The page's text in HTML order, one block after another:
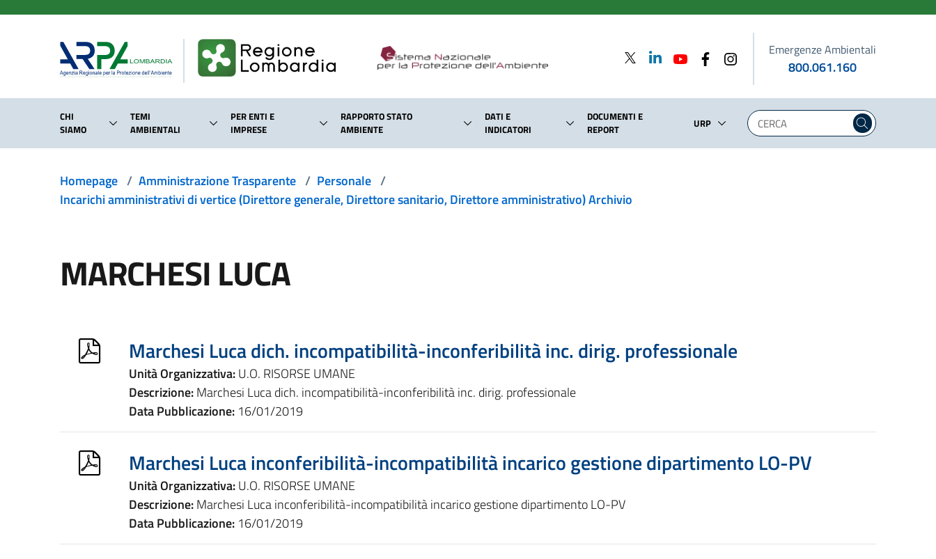
Emergenze Ambientali
800.061.160
CHI
SIAMO
TEMI
AMBIENTALI
PER ENTI E
IMPRESE
RAPPORTO STATO
AMBIENTE
DATI E
INDICATORI
DOCUMENTI E
REPORT
URP
Homepage / Amministrazione Trasparente / Personale /
Incarichi amministrativi di vertice (Direttore generale, Direttore sanitario, Direttore amministrativo) Archivio
MARCHESI LUCA
Marchesi Luca dich. incompatibilità-inconferibilità inc. dirig. professionale
Unità Organizzativa:U.O. RISORSE UMANE
Descrizione:Marchesi Luca dich. incompatibilità-inconferibilità inc. dirig. professionale
Data Pubblicazione: 16/01/2019
Marchesi Luca inconferibilità-incompatibilità incarico gestione dipartimento LO-PV
Unità Organizzativa:U.O. RISORSE UMANE
Descrizione:Marchesi Luca inconferibilità-incompatibilità incarico gestione dipartimento LO-PV
Data Pubblicazione: 16/01/2019